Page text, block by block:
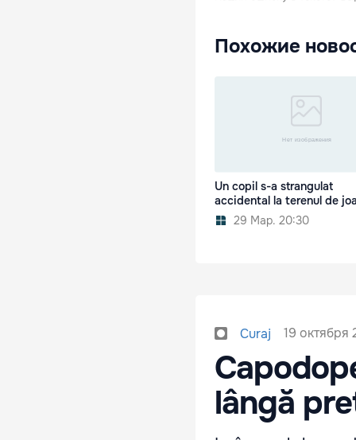
Похожие
Un copil s-a strangulat
accidental la terenul de
29 Мар. 20:30
Curaj 19 октября
lângă